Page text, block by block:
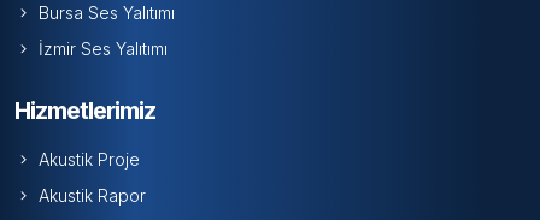
Bursa Ses Yalıtımı
İzmir Ses Yalıtımı
Hizmetlerimiz
Akustik Proje
Akustik Rapor